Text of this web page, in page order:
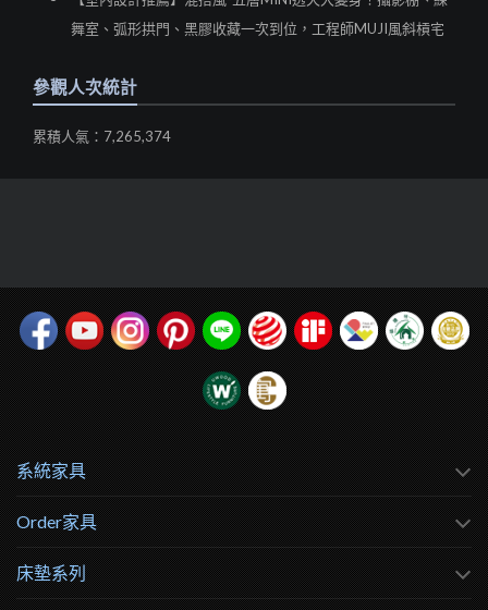
舞室、弧形拱門、黑膠收藏一次到位，工程師MUJI風斜槓宅
參觀人次統計
累積人氣：7,265,374
系統家具
Order家具
床墊系列